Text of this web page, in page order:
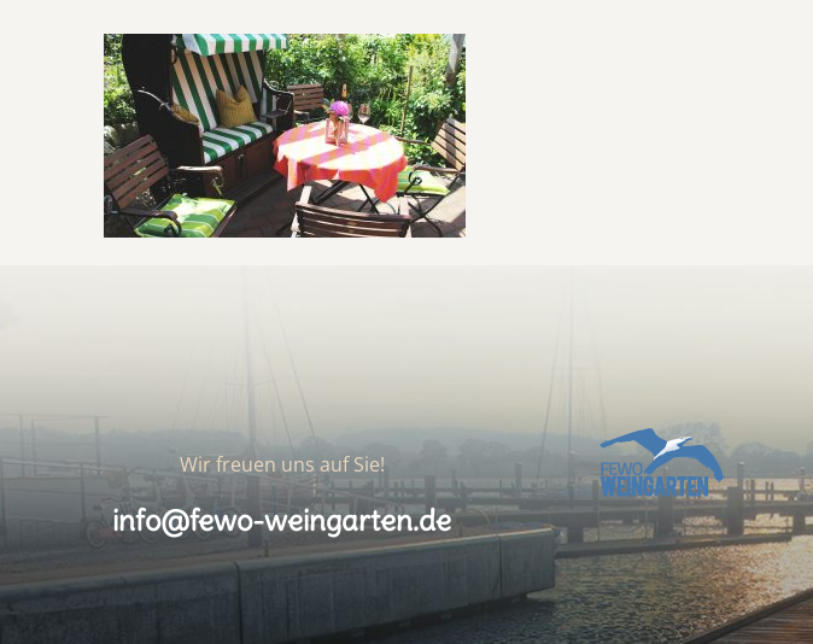
Wir freuen uns auf Sie!
info@fewo-weingarten.de